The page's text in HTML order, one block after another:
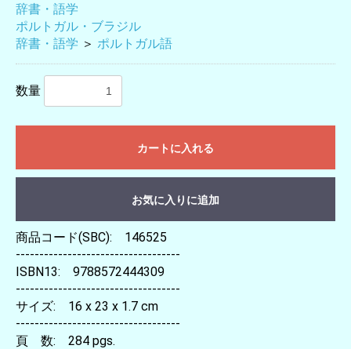
辞書・語学
ポルトガル・ブラジル
辞書・語学 ＞ ポルトガル語
数量
カートに入れる
お気に入りに追加
商品コード(SBC): 146525
-----------------------------------
ISBN13: 9788572444309
-----------------------------------
サイズ: 16 x 23 x 1.7 cm
-----------------------------------
頁 数: 284 pgs.